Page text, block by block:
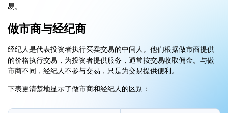
易。
做市商与经纪商
经纪人是代表投资者执行买卖交易的中间人。他们根据做市商提供
的价格执行交易，为投资者提供服务，通常按交易收取佣金。与做
市商不同，经纪人不参与交易，只是为交易提供便利。
下表更清楚地显示了做市商和经纪人的区别：